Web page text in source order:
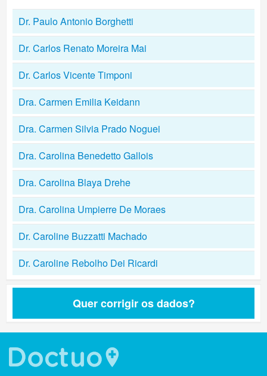
Dr. Paulo Antonio Borghetti
Dr. Carlos Renato Moreira Mai
Dr. Carlos Vicente Timponi
Dra. Carmen Emilia Keidann
Dra. Carmen Silvia Prado Noguei
Dra. Carolina Benedetto Gallois
Dra. Carolina Blaya Drehe
Dra. Carolina Umpierre De Moraes
Dr. Caroline Buzzatti Machado
Dr. Caroline Rebolho Dei Ricardi
Quer corrigir os dados?